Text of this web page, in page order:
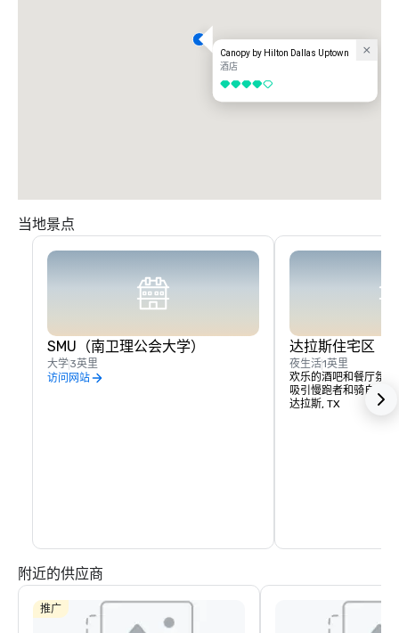
Canopy by Hilton Dallas Uptown
酒店
4/5
当地景点
SMU（南卫理公会大学）
大学3英里
访问网站
达拉斯住宅区
夜生活1英里
欢乐的酒吧和餐厅氛
吸引慢跑者和骑自行车
达拉斯, TX
附近的供应商
推广